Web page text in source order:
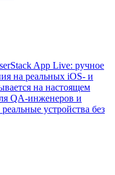
App Live: ручное
на реальных iOS- и
на настоящем
QA-инженеров и
устройства без